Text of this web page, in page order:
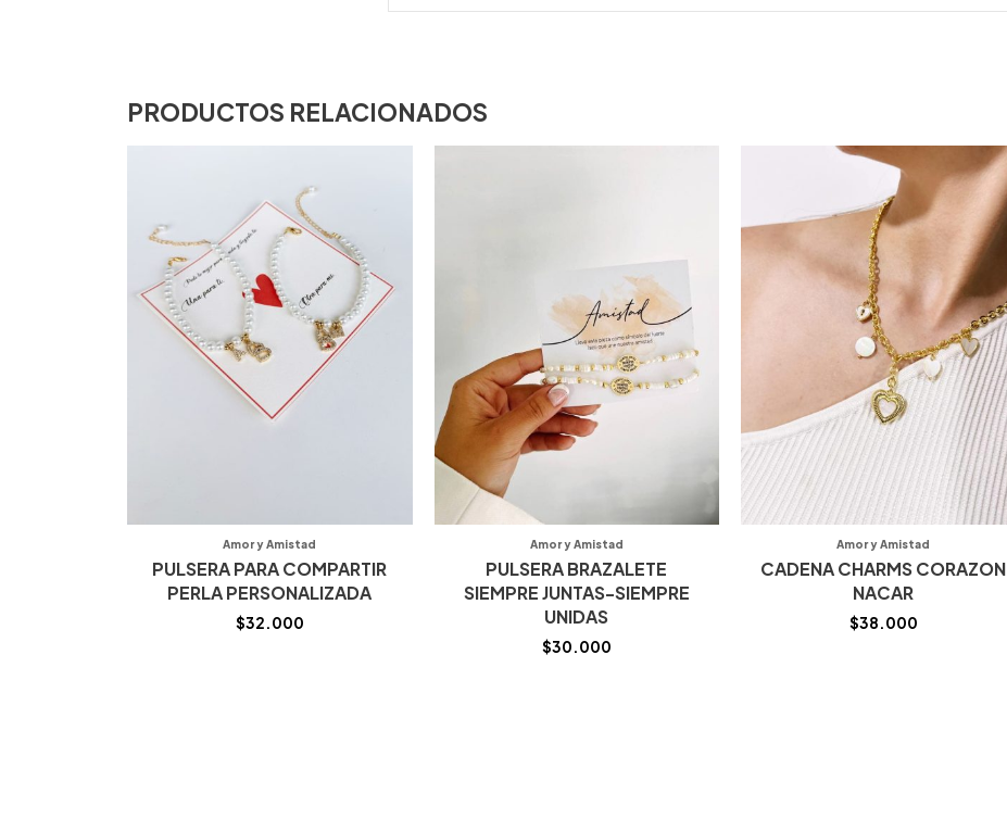
PRODUCTOS RELACIONADOS
Amor y Amistad
PULSERA PARA COMPARTIR
PERLA PERSONALIZADA
$32.000
Amor y Amistad
PULSERA BRAZALETE
SIEMPRE JUNTAS-SIEMPRE
UNIDAS
$30.000
Amor y Amistad
CADENA CHARMS CORAZON
NACAR
$38.000